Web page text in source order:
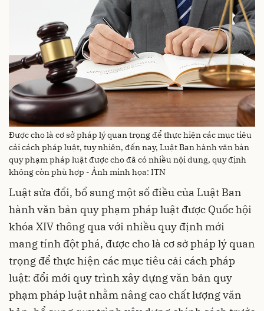
Được cho là cơ sở pháp lý quan trọng để thực hiện các mục tiêu
cải cách pháp luật, tuy nhiên, đến nay, Luật Ban hành văn bản
quy phạm pháp luật được cho đã có nhiều nội dung, quy định
không còn phù hợp - Ảnh minh họa: ITN
Luật sửa đổi, bổ sung một số điều của Luật Ban
hành văn bản quy phạm pháp luật được Quốc hội
khóa XIV thông qua với nhiều quy định mới
mang tính đột phá, được cho là cơ sở pháp lý quan
trọng để thực hiện các mục tiêu cải cách pháp
luật: đổi mới quy trình xây dựng văn bản quy
phạm pháp luật nhằm nâng cao chất lượng văn